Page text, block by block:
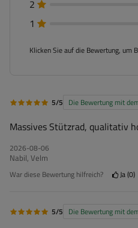
2
1
Klicken Sie auf die Bewertung, um
5/5 Die Bewertung mit
Massives Stützrad, qualitativ
2026-08-06
Nabil, Velm
War diese Bewertung hilfreich? Ja 0
5/5 Die Bewertung mit